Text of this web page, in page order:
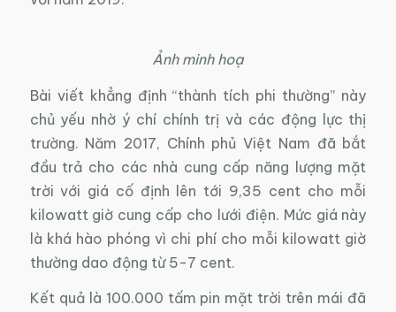
Ảnh minh hoạ
Bài viết khẳng định “thành tích phi thường” này
chủ yếu nhờ ý chí chính trị và các động lực thị
trường. Năm 2017, Chính phủ Việt Nam đã bắt
đầu trả cho các nhà cung cấp năng lượng mặt
trời với giá cố định lên tới 9,35 cent cho mỗi
kilowatt giờ cung cấp cho lưới điện. Mức giá này
là khá hào phóng vì chi phí cho mỗi kilowatt giờ
thường dao động từ 5-7 cent.
Kết quả là 100.000 tấm pin mặt trời trên mái đã